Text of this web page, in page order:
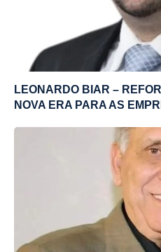
LEONARDO BIAR –
NOVA ERA PARA AS